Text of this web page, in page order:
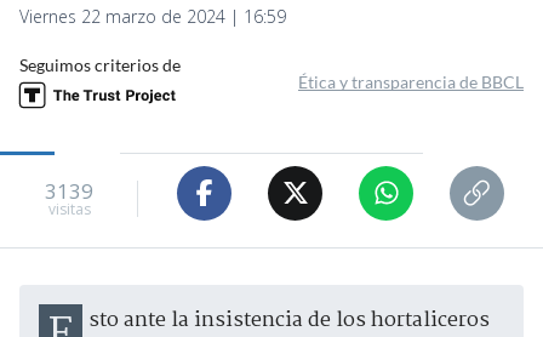
Viernes 22 marzo de 2024 | 16:59
Seguimos criterios de
Ética y transparencia de BBCL
3139
visitas